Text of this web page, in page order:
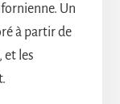
Un
à partir de
et les